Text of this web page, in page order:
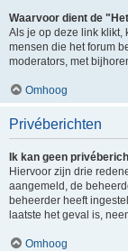
Waarvoor dient de
Als je op deze link klikt,
mensen die het forum
moderators, met
Omhoog
Privéberichten
Ik kan geen
Hiervoor zijn drie
aangemeld, de
beheerder heeft
laatste het geval is,
Omhoog